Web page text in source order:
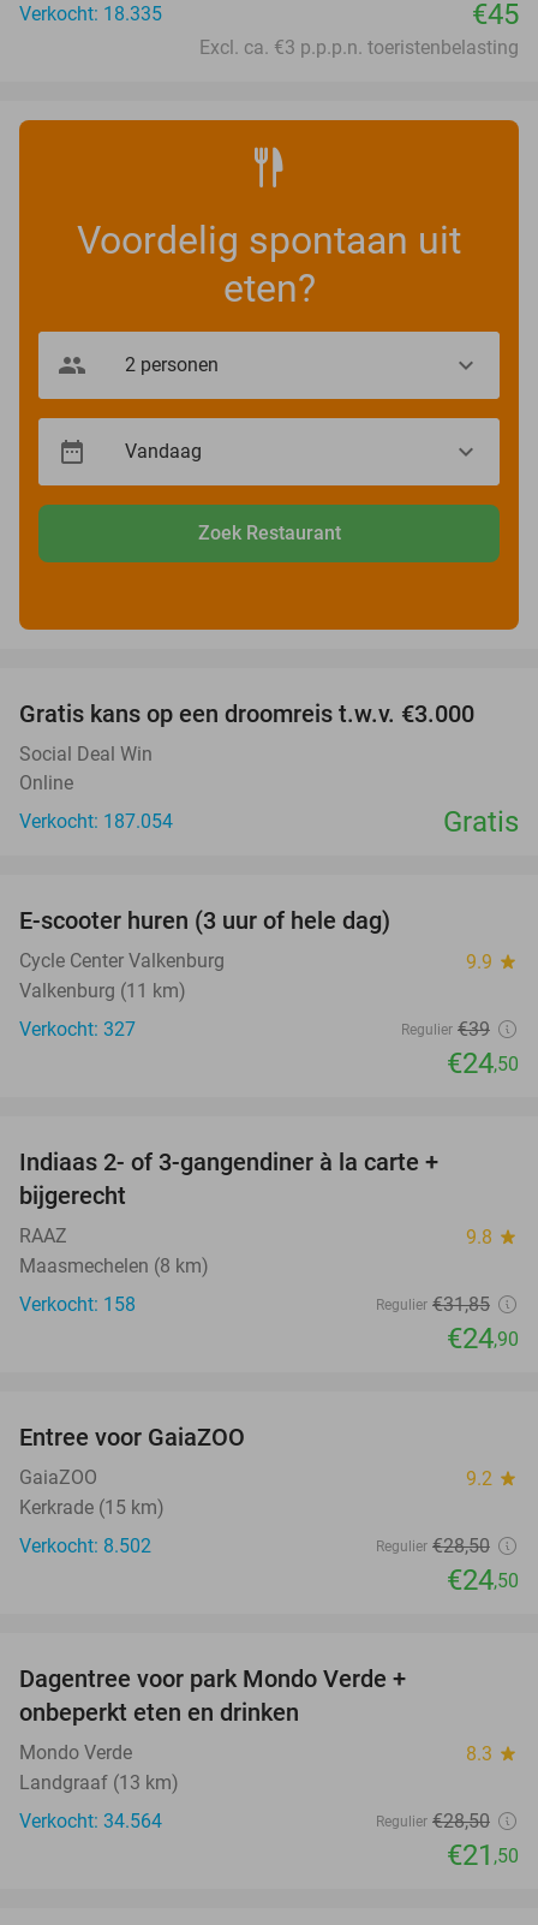
Verkocht: 18.335
€45
Excl. ca. €3 p.p.p.n. toeristenbelasting
Voordelig spontaan uit
eten?
Zoek Restaurant
Gratis kans op een droomreis t.w.v. €3.000
Social Deal Win
Online
Verkocht: 187.054
Gratis
E-scooter huren (3 uur of hele dag)
Cycle Center Valkenburg 9.9 star
Valkenburg (11 km)
Verkocht: 327
Regulier €39
€24,50
Indiaas 2- of 3-gangendiner à la carte +
bijgerecht
RAAZ 9.8 star
Maasmechelen (8 km)
Verkocht: 158
Regulier €31,85
€24,90
Entree voor GaiaZOO
GaiaZOO 9.2 star
Kerkrade (15 km)
Verkocht: 8.502
Regulier €28,50
€24,50
Dagentree voor park Mondo Verde +
onbeperkt eten en drinken
Mondo Verde 8.3 star
Landgraaf (13 km)
Verkocht: 34.564
Regulier €28,50
€21 ,50